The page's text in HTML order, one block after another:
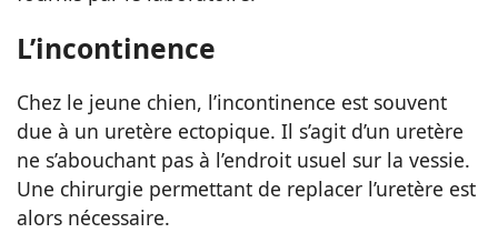
L’incontinence
Chez le jeune chien, l’incontinence est souvent
due à un uretère ectopique. Il s’agit d’un uretère
ne s’abouchant pas à l’endroit usuel sur la vessie.
Une chirurgie permettant de replacer l’uretère est
alors nécessaire.